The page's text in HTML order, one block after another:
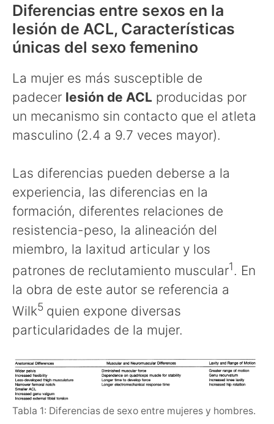
Diferencias entre sexos en la
lesión de ACL, Características
únicas del sexo femenino
La mujer es más susceptible de
padecer lesión de ACL producidas por
un mecanismo sin contacto que el atleta
masculino (2.4 a 9.7 veces mayor).
Las diferencias pueden deberse a la
experiencia, las diferencias en la
formación, diferentes relaciones de
resistencia-peso, la alineación del
miembro, la laxitud articular y los
patrones de reclutamiento muscular1. En
la obra de este autor se referencia a
Wilk5 quien expone diversas
particularidades de la mujer.
Tabla 1: Diferencias de sexo entre mujeres y hombres.